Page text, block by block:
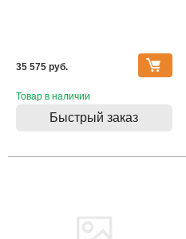
35 575 pуб.
Товар в наличии
Быстрый заказ